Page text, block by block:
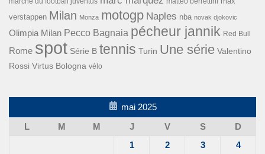
verstappen Milan Monza motogp Naples nba novak djokovic
Olimpia Milan Pecco Bagnaia pécheur jannik Red Bull
Rome spot Série B tennis Turin Une série Valentino
Rossi Virtus Bologna vélo
mai 2025
L
M M J V S
D
1
2 3 4